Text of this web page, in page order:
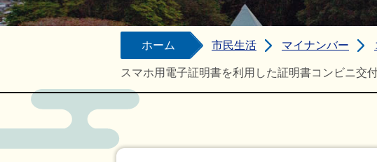
ホーム 市民生活 マイナンバー
スマホ用電子証明書を利用した証明書コンビニ交